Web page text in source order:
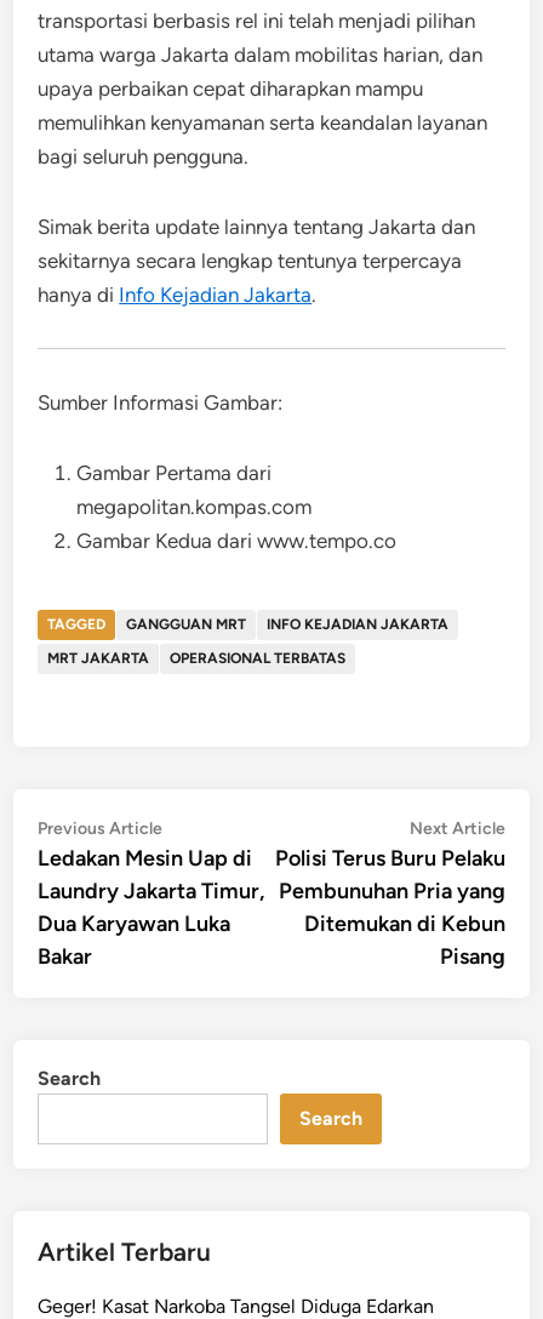
transportasi berbasis rel ini telah menjadi pilihan
utama warga Jakarta dalam mobilitas harian, dan
upaya perbaikan cepat diharapkan mampu
memulihkan kenyamanan serta keandalan layanan
bagi seluruh pengguna.
Simak berita update lainnya tentang Jakarta dan
sekitarnya secara lengkap tentunya terpercaya
hanya di Info Kejadian Jakarta.
Sumber Informasi Gambar:
Gambar Pertama dari
megapolitan.kompas.com
Gambar Kedua dari www.tempo.co
TAGGED GANGGUAN MRT
INFO KEJADIAN JAKARTA
MRT JAKARTA
OPERASIONAL TERBATAS
Post
navigation
Previous ArticlePrevious
article:
Ledakan Mesin Uap di
Laundry Jakarta Timur,
Dua Karyawan Luka
Bakar
Next Article
Polisi Terus Buru Pelaku
Pembunuhan Pria yang
Ditemukan di Kebun
Pisang
Search
Search
Artikel Terbaru
Geger! Kasat Narkoba Tangsel Diduga Edarkan